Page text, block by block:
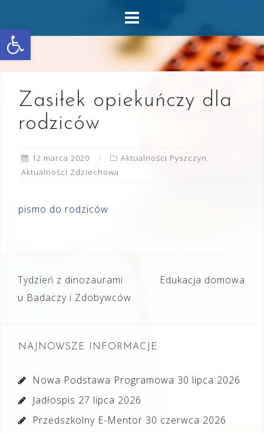
Otwórz pasek narzędzi
content
Zasiłek opiekuńczy dla
rodziców
12 marca 2020 Aktualności Pyszczyn,
Aktualności Zdziechowa
pismo do rodziców
Nawigacja
wpisu
Tydzień z dinozaurami
u Badaczy i Zdobywców
Edukacja domowa
NAJNOWSZE INFORMACJE
Nowa Podstawa Programowa 30 lipca 2026
Jadłospis 27 lipca 2026
Przedszkolny E-Mentor 30 czerwca 2026